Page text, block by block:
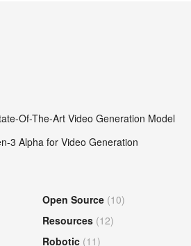
Of-The-Art Video Generation Model
3 Alpha for Video Generation
Open Source (10)
Resources (12)
Robotic (11)